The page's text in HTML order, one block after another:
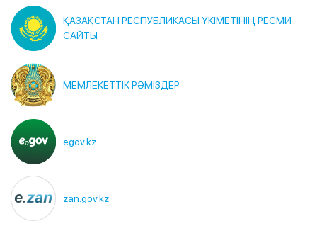
ҚАЗАҚСТАН РЕСПУБЛИКАСЫ ҮКІМЕТІНІҢ РЕСМИ
САЙТЫ
МЕМЛЕКЕТТІК РӘМІЗДЕР
egov.kz
zan.gov.kz